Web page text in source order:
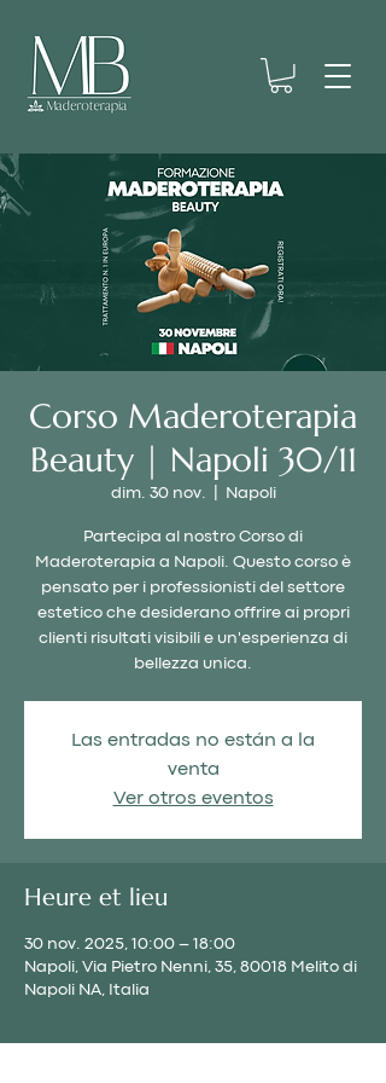
Corso Maderoterapia
Beauty | Napoli 30/11
dim. 30 nov. Napoli
Partecipa al nostro Corso di
Maderoterapia a Napoli. Questo corso è
pensato per i professionisti del settore
estetico che desiderano offrire ai propri
clienti risultati visibili e un'esperienza di
bellezza unica.
Las entradas no están a la
venta
Ver otros eventos
Heure et lieu
30 nov. 2025, 10:00 – 18:00
Napoli, Via Pietro Nenni, 35, 80018 Melito di
Napoli NA, Italia